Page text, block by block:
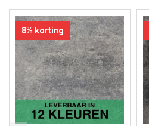
8% korting